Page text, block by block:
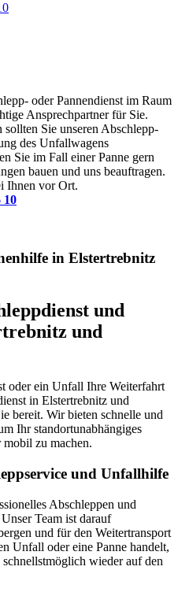
oder Pannendienst im Raum
Ansprechpartner für Sie.
Sie unseren Abschlepp-
des Unfallwagens
Sie im Fall einer Panne gern
bauen und uns beauftragen.
Ihnen vor Ort.
10
in Elstertrebnitz
und
und
oder ein Unfall Ihre Weiterfahrt
in Elstertrebnitz und
bereit. Wir bieten schnelle und
Ihr standortunabhängiges
zu machen.
und Unfallhilfe
Abschleppen und
Team ist darauf
und für den Weitertransport
Unfall oder eine Panne handelt,
wieder auf den